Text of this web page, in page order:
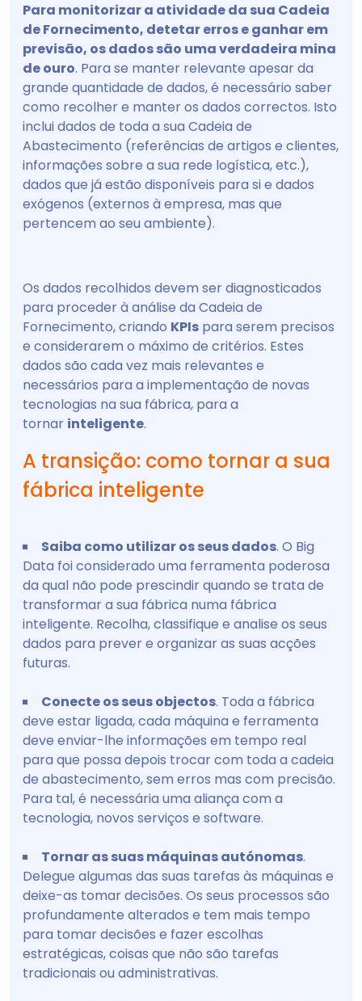
Para monitorizar a atividade da sua Cadeia
de Fornecimento, detetar erros e ganhar em
previsão, os dados são uma verdadeira mina
de ouro. Para se manter relevante apesar da
grande quantidade de dados, é necessário saber
como recolher e manter os dados correctos. Isto
inclui dados de toda a sua Cadeia de
Abastecimento (referências de artigos e clientes,
informações sobre a sua rede logística, etc.),
dados que já estão disponíveis para si e dados
exógenos (externos à empresa, mas que
pertencem ao seu ambiente).
Os dados recolhidos devem ser diagnosticados
para proceder à análise da Cadeia de
Fornecimento, criando KPIs para serem precisos
e considerarem o máximo de critérios. Estes
dados são cada vez mais relevantes e
necessários para a implementação de novas
tecnologias na sua fábrica, para a
tornar inteligente.
A transição: como tornar a sua
fábrica inteligente
Saiba como utilizar os seus dados. O Big
Data foi considerado uma ferramenta poderosa
da qual não pode prescindir quando se trata de
transformar a sua fábrica numa fábrica
inteligente. Recolha, classifique e analise os seus
dados para prever e organizar as suas acções
futuras.
Conecte os seus objectos. Toda a fábrica
deve estar ligada, cada máquina e ferramenta
deve enviar-lhe informações em tempo real
para que possa depois trocar com toda a cadeia
de abastecimento, sem erros mas com precisão.
Para tal, é necessária uma aliança com a
tecnologia, novos serviços e software.
Tornar as suas máquinas autónomas.
Delegue algumas das suas tarefas às máquinas e
deixe-as tomar decisões. Os seus processos são
profundamente alterados e tem mais tempo
para tomar decisões e fazer escolhas
estratégicas, coisas que não são tarefas
tradicionais ou administrativas.